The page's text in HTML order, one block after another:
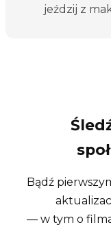
jeździj z
Bądź
— w tym o